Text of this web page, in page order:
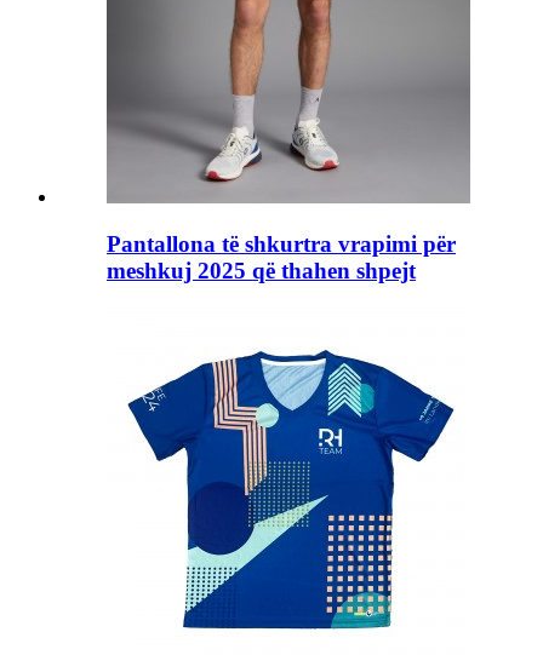
Pantallona të shkurtra vrapimi për
meshkuj 2025 që thahen shpejt